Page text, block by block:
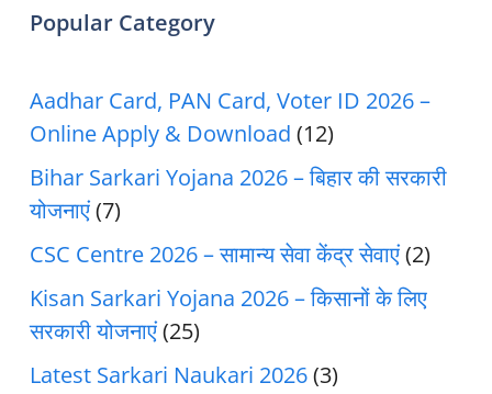
Popular Category
Aadhar Card, PAN Card, Voter ID 2026 –
Online Apply & Download (12)
Bihar Sarkari Yojana 2026 – बिहार की सरकारी
योजनाएं(7)
CSC Centre 2026 – सामान्य सेवा केंद्र सेवाएं(2)
Kisan Sarkari Yojana 2026 – किसानों के लिए
सरकारी योजनाएं(25)
Latest Sarkari Naukari 2026(3)